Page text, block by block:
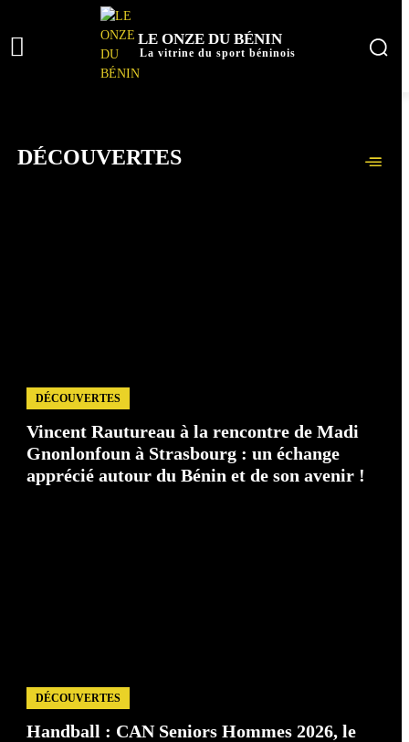
LE ONZE DU BÉNIN
La vitrine du sport béninois
DÉCOUVERTES
DÉCOUVERTES
Vincent Rautureau à la rencontre de Madi
Gnonlonfoun à Strasbourg : un échange
apprécié autour du Bénin et de son avenir !
DÉCOUVERTES
Handball : CAN Seniors Hommes 2026, le